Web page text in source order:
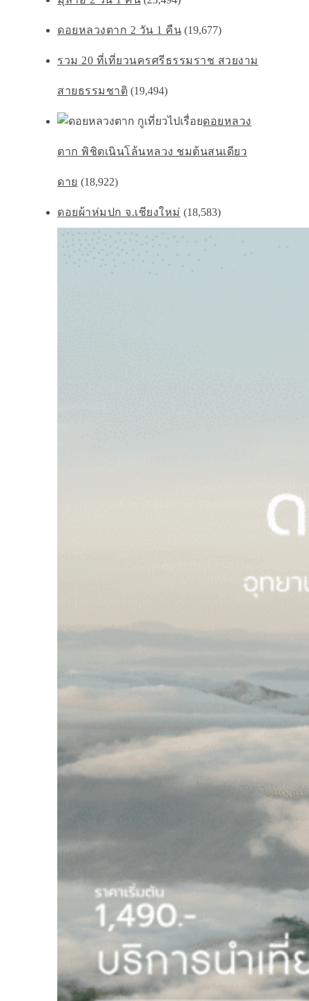
ดอยหลวงตาก 2 วัน 1 คืน (19,677)
รวม 20 ที่เที่ยวนครศรีธรรมราช สวยงาม
สายธรรมชาติ (19,494)
ดอยหลวง
ตาก พิชิตเนินโล้นหลวง ชมต้นสนเดียว
ดาย (18,922)
ดอยผ้าห่มปก จ.เชียงใหม่ (18,583)